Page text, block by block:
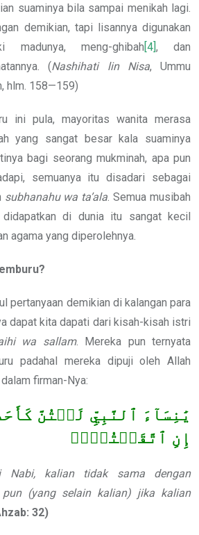
suaminya bila sampai menikah lagi.
demikian, tapi lisannya digunakan
madunya, meng-ghibah[4], dan
(Nashihati lin Nisa, Ummu
hlm. 158—159)
ini pula, mayoritas wanita merasa
yang sangat besar kala suaminya
bagi seorang mukminah, apa pun
semuanya itu disadari sebagai
subhanahu wa ta’ala . Semua musibah
di dunia itu sangat kecil
agama yang diperolehnya.
pertanyaan demikian di kalangan para
dapat kita dapati dari kisah-kisah istri
wa sallam. Mereka pun ternyata
padahal mereka dipuji oleh Allah
dalam firman-Nya:
يَٰنِسَآءَ ٱلنَّبِيِّ لَسۡتُنَّ
إِنِ ٱتَّقَيۡتُنَّۚ
Nabi, kalian tidak sama dengan
pun (yang selain kalian) jika kalian
32)